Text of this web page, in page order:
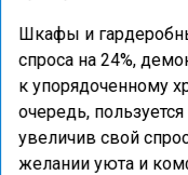
Шкафы и
спроса на 24%,
к упорядоченному
очередь,
увеличив свой
желании уюта и